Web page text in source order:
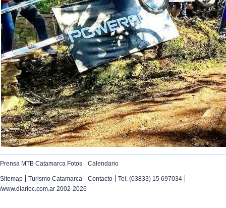
Prensa MTB Catamarca Fotos | Calendario
Sitemap | Turismo Catamarca | Contacto | Tel. (03833) 15 697034 |
/www.diarioc.com.ar 2002-2026